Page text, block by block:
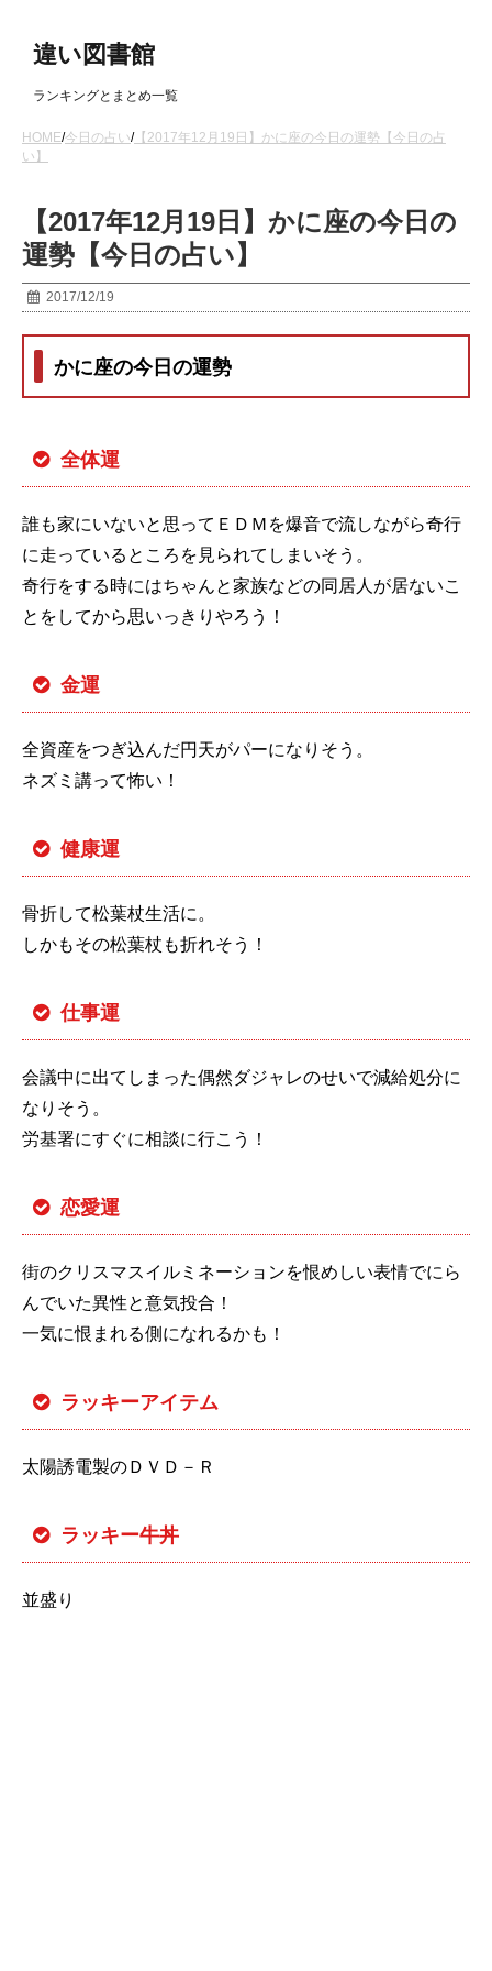
違い図書館
ランキングとまとめ一覧
HOME/今日の占い/【2017年12月19日】かに座の今日の運勢【今日の占
い】
【2017年12月19日】かに座の今日の
運勢【今日の占い】
2017/12/19
かに座の今日の運勢
全体運
誰も家にいないと思ってＥＤＭを爆音で流しながら奇行
に走っているところを見られてしまいそう。
奇行をする時にはちゃんと家族などの同居人が居ないこ
とをしてから思いっきりやろう！
金運
全資産をつぎ込んだ円天がパーになりそう。
ネズミ講って怖い！
健康運
骨折して松葉杖生活に。
しかもその松葉杖も折れそう！
仕事運
会議中に出てしまった偶然ダジャレのせいで減給処分に
なりそう。
労基署にすぐに相談に行こう！
恋愛運
街のクリスマスイルミネーションを恨めしい表情でにら
んでいた異性と意気投合！
一気に恨まれる側になれるかも！
ラッキーアイテム
太陽誘電製のＤＶＤ－Ｒ
ラッキー牛丼
並盛り